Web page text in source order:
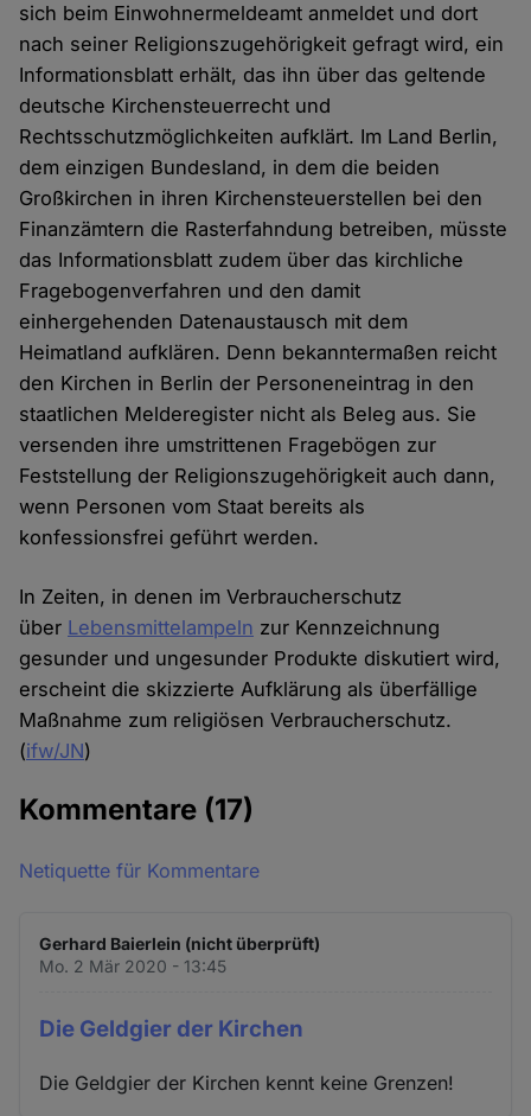
sich beim Einwohnermeldeamt anmeldet und dort
nach seiner Religionszugehörigkeit gefragt wird, ein
Informationsblatt erhält, das ihn über das geltende
deutsche Kirchensteuerrecht und
Rechtsschutzmöglichkeiten aufklärt. Im Land Berlin,
dem einzigen Bundesland, in dem die beiden
Großkirchen in ihren Kirchensteuerstellen bei den
Finanzämtern die Rasterfahndung betreiben, müsste
das Informationsblatt zudem über das kirchliche
Fragebogenverfahren und den damit
einhergehenden Datenaustausch mit dem
Heimatland aufklären. Denn bekanntermaßen reicht
den Kirchen in Berlin der Personeneintrag in den
staatlichen Melderegister nicht als Beleg aus. Sie
versenden ihre umstrittenen Fragebögen zur
Feststellung der Religionszugehörigkeit auch dann,
wenn Personen vom Staat bereits als
konfessionsfrei geführt werden.
In Zeiten, in denen im Verbraucherschutz
über Lebensmittelampeln zur Kennzeichnung
gesunder und ungesunder Produkte diskutiert wird,
erscheint die skizzierte Aufklärung als überfällige
Maßnahme zum religiösen Verbraucherschutz.
(ifw/JN)
Kommentare (17)
Netiquette für Kommentare
Gerhard Baierlein (nicht überprüft)
Mo. 2 Mär 2020 - 13:45
Die Geldgier der Kirchen
Die Geldgier der Kirchen kennt keine Grenzen!